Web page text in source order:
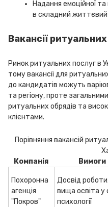
Надання емоційної та
в складний життєвий
Вакансії ритуальних
Ринок ритуальних послуг в
тому вакансії для
до кандидатів можуть
та регіону, проте
ритуальних обрядів та
клієнтами.
Компанія Вимоги
Порівняння вакансій
Похоронна
агенція
"Покров"
Досвід
вища освіта у
психології